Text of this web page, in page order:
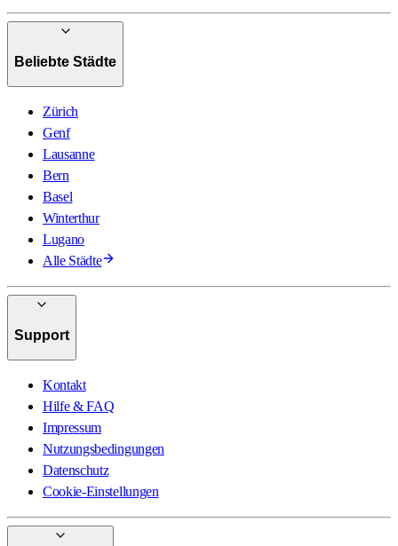
Beliebte Städte
Zürich
Genf
Lausanne
Bern
Basel
Winterthur
Lugano
Alle Städte
Support
Kontakt
Hilfe & FAQ
Impressum
Nutzungsbedingungen
Datenschutz
Cookie-Einstellungen